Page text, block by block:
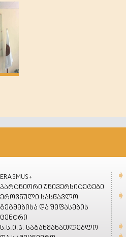
ERASMUS+
პარტნიორი უნივერსიტეტები
ეროვნული სასწავლო
გეგმებისა და შეფასების
ცენტრი
ს.ს.ი.პ. საგანმანათლებლო